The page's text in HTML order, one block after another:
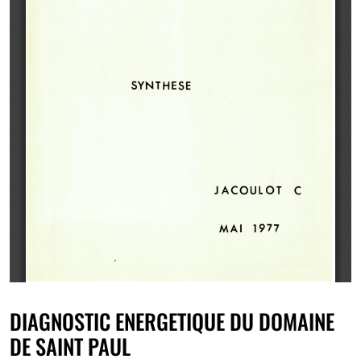
DIAGNOSTIC ENERGETIQUE DU DOMAINE
DE SAINT PAUL